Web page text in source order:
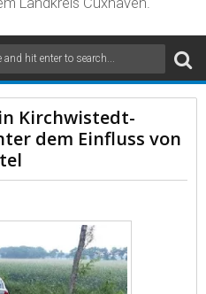
Kirchwistedt-
dem Einfluss von